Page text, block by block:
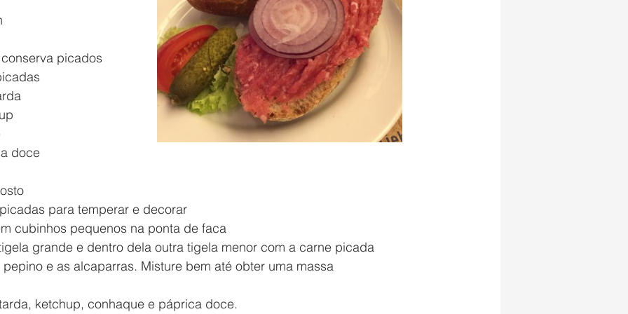
picados
doce
para temperar e decorar
cubinhos pequenos na ponta de faca
grande e dentro dela outra tigela menor com a carne picada
e as alcaparras. Misture bem até obter uma massa
ketchup, conhaque e páprica doce.